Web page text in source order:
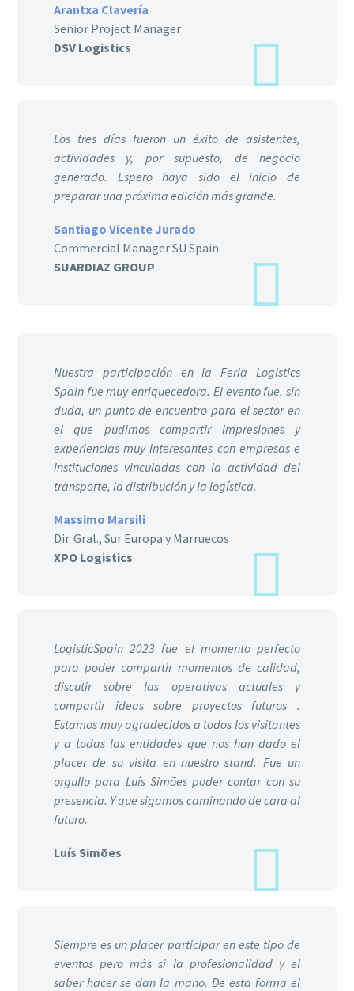
Arantxa Clavería
Senior Project Manager
DSV Logistics
Los tres días fueron un éxito de asistentes,
actividades y, por supuesto, de negocio
generado. Espero haya sido el inicio de
preparar una próxima edición más grande.
Santiago Vicente Jurado
Commercial Manager SU Spain
SUARDIAZ GROUP
Nuestra participación en la Feria Logistics
Spain fue muy enriquecedora. El evento fue, sin
duda, un punto de encuentro para el sector en
el que pudimos compartir impresiones y
experiencias muy interesantes con empresas e
instituciones vinculadas con la actividad del
transporte, la distribución y la logística.
Massimo Marsili
Dir. Gral., Sur Europa y Marruecos
XPO Logistics
LogisticSpain 2023 fue el momento perfecto
para poder compartir momentos de calidad,
discutir sobre las operativas actuales y
compartir ideas sobre proyectos futuros .
Estamos muy agradecidos a todos los visitantes
y a todas las entidades que nos han dado el
placer de su visita en nuestro stand. Fue un
orgullo para Luís Simões poder contar con su
presencia. Y que sigamos caminando de cara al
futuro.
Luís Simões
Siempre es un placer participar en este tipo de
eventos pero más si la profesionalidad y el
saber hacer se dan la mano. De esta forma el